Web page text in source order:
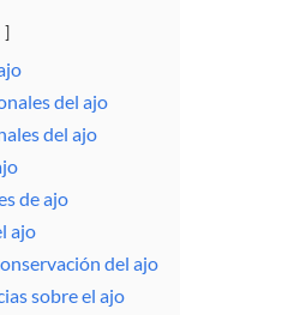
del ajo
del ajo
de ajo
ajo
del ajo
sobre el ajo